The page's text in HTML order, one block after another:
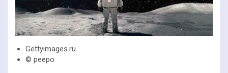
Gettyimages.ru
© peepo